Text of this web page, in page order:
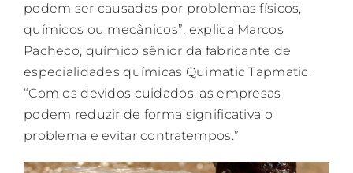
podem ser causadas por problemas físicos,
químicos ou mecânicos”, explica Marcos
Pacheco, químico sênior da fabricante de
especialidades químicas Quimatic Tapmatic.
“Com os devidos cuidados, as empresas
podem reduzir de forma significativa o
problema e evitar contratempos.”